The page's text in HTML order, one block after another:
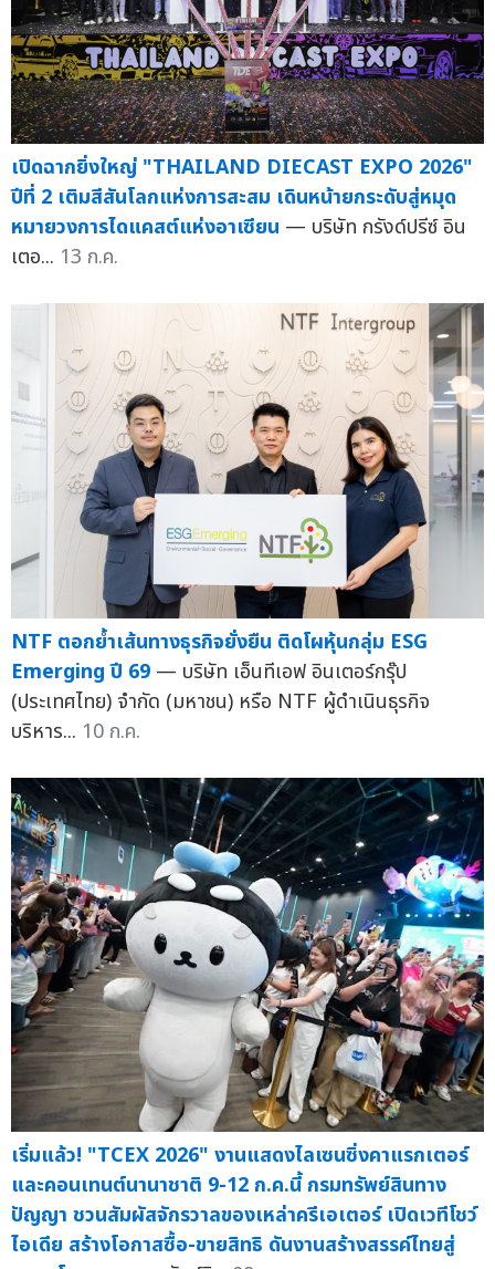
เปิดฉากยิ่งใหญ่ "THAILAND DIECAST EXPO 2026"
ปีที่ 2 เติมสีสันโลกแห่งการสะสม เดินหน้ายกระดับสู่หมุด
หมายวงการไดแคสต์แห่งอาเซียน — บริษัท กรังด์ปรีซ์ อิน
เตอ... 13 ก.ค.
NTF ตอกย้ำเส้นทางธุรกิจยั่งยืน ติดโผหุ้นกลุ่ม ESG
Emerging ปี 69 — บริษัท เอ็นทีเอฟ อินเตอร์กรุ๊ป
(ประเทศไทย) จำกัด (มหาชน) หรือ NTF ผู้ดำเนินธุรกิจ
บริหาร... 10 ก.ค.
เริ่มแล้ว! "TCEX 2026" งานแสดงไลเซนซิ่งคาแรกเตอร์
และคอนเทนต์นานาชาติ 9-12 ก.ค.นี้ กรมทรัพย์สินทาง
ปัญญา ชวนสัมผัสจักรวาลของเหล่าครีเอเตอร์ เปิดเวทีโชว์
ไอเดีย สร้างโอกาสซื้อ-ขายสิทธิ ดันงานสร้างสรรค์ไทยสู่